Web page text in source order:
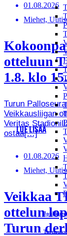
01.08.2026
Miehet,
otteluun
1.8. klo
Turun
Veikkausliigan
Veritas
ostaa[…]
LUE LISÄÄ
01.08.2026
Miehet,
Veikkaa
ottelun
Turun